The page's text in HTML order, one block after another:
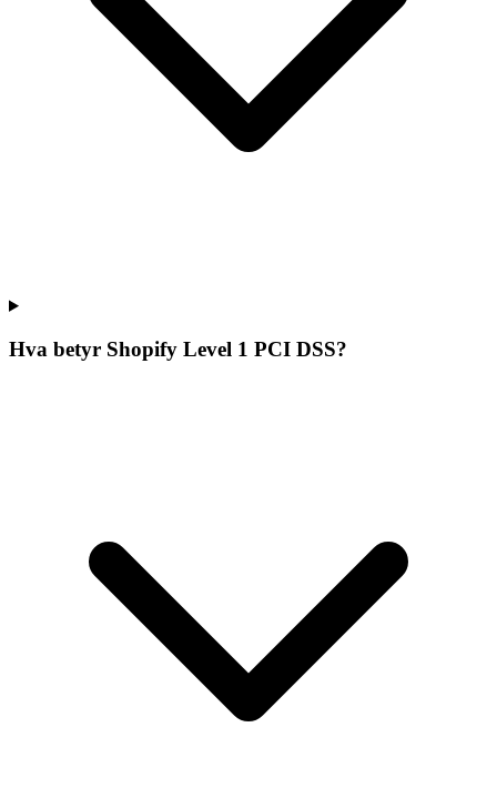
Hva betyr Shopify Level 1 PCI DSS?